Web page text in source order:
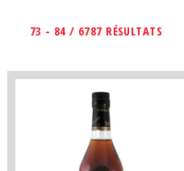
73 - 84 / 6787 RÉSULTATS